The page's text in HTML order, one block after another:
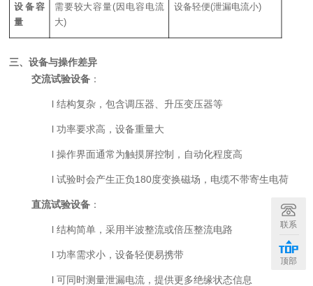
设备容
量
需要较大容量(因电容电流
大)
设备轻便(泄漏电流小)
三、设备与操作差异
交流试验设备 ：
l结构复杂，包含调压器、升压变压器等
l功率要求高，设备重量大
l操作界面通常为触摸屏控制，自动化程度高
l试验时会产生正负180度变换磁场，电缆不带寄生电荷
直流试验设备 ：
l结构简单，采用半波整流或倍压整流电路
l功率需求小，设备轻便易携带
l可同时测量泄漏电流，提供更多绝缘状态信息
联系
顶部